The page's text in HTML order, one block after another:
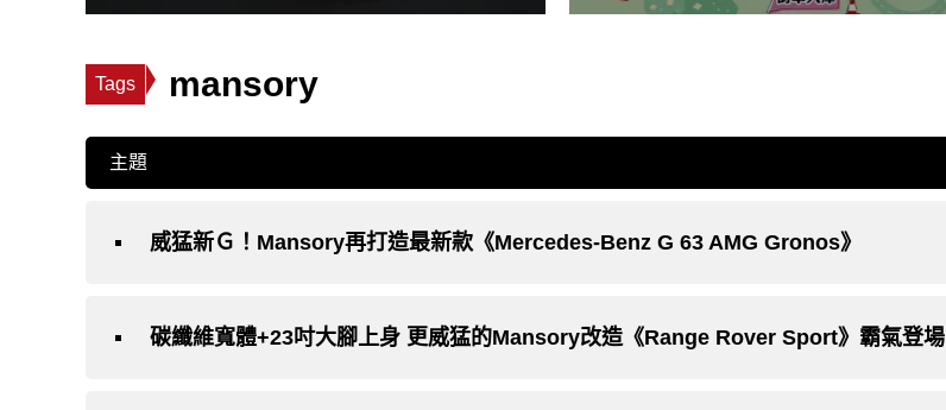
Tags mansory
主題
威猛新Ｇ！Mansory再打造最新款《Mercedes-Benz G 63 AMG Gronos》
碳纖維寬體+23吋大腳上身 更威猛的Mansory改造《Range Rover Sport》霸氣登場